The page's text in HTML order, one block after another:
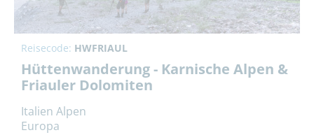
Reisecode: HWFRIAUL
Hüttenwanderung - Karnische Alpen &
Friauler Dolomiten
Italien Alpen
Europa